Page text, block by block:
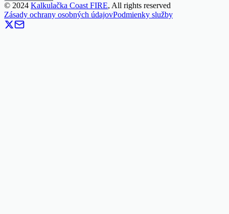
© 2024 Kalkulačka Coast FIRE, All rights reserved
Zásady ochrany osobných údajovPodmienky služby